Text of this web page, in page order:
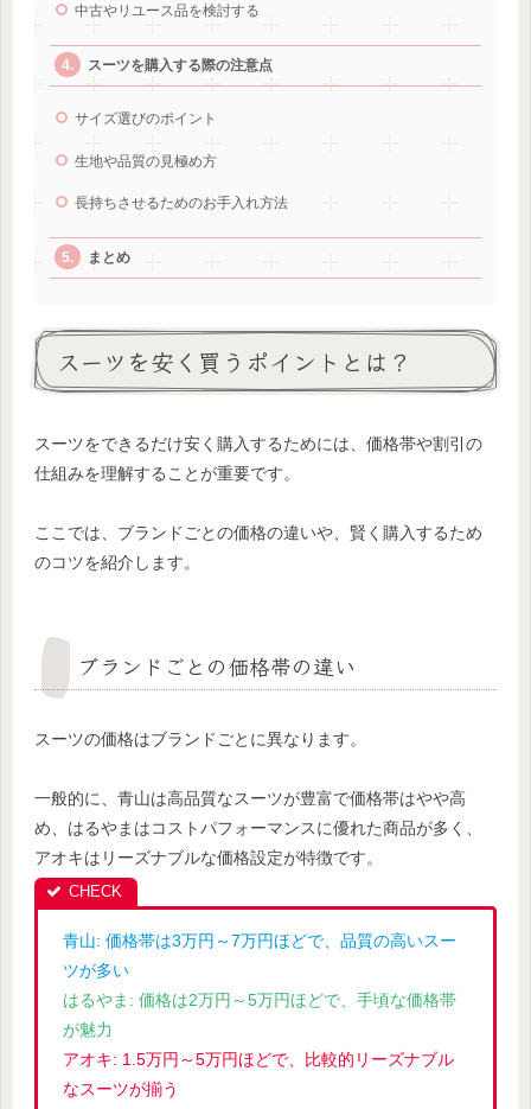
中古やリユース品を検討する
スーツを購入する際の注意点
サイズ選びのポイント
生地や品質の見極め方
長持ちさせるためのお手入れ方法
まとめ
スーツを安く買うポイントとは？
スーツをできるだけ安く購入するためには、価格帯や割引の
仕組みを理解することが重要です。
ここでは、ブランドごとの価格の違いや、賢く購入するため
のコツを紹介します。
ブランドごとの価格帯の違い
スーツの価格はブランドごとに異なります。
一般的に、青山は高品質なスーツが豊富で価格帯はやや高
め、はるやまはコストパフォーマンスに優れた商品が多く、
アオキはリーズナブルな価格設定が特徴です。
青山: 価格帯は3万円～7万円ほどで、品質の高いスー
ツが多い
はるやま: 価格は2万円～5万円ほどで、手頃な価格帯
が魅力
アオキ: 1.5万円～5万円ほどで、比較的リーズナブル
なスーツが揃う